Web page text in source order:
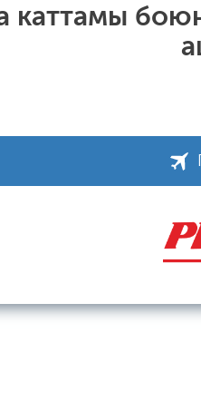
каттамы